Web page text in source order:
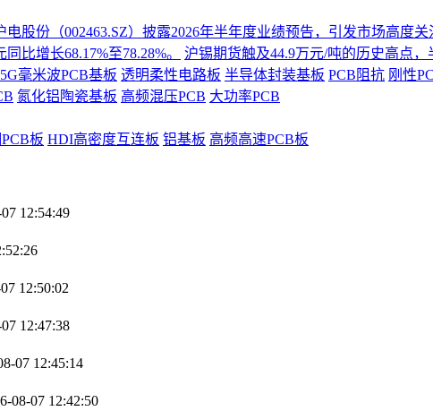
电股份（002463.SZ）披露2026年半年度业绩预告，引发市场高度
比增长68.17%至78.28%。
沪锡期货触及44.9万元/吨的历史高点，
5G毫米波PCB基板 透明柔性电路板 半导体封装基板 PCB阻抗 刚性
氮化铝陶瓷基板 高频混压PCB 大功率PCB
板 HDI高密度互连板 铝基板 高频高速PCB板
12:54:49
12:50:02
12:47:38
07 12:45:14
08-07 12:42:50